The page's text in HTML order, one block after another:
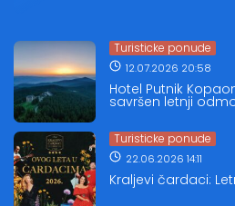
Turisticke ponude
12.07.2026 20:58
Hotel Putnik
savršen letnji
Turisticke ponude
22.06.2026 14:11
Kraljevi čardaci: